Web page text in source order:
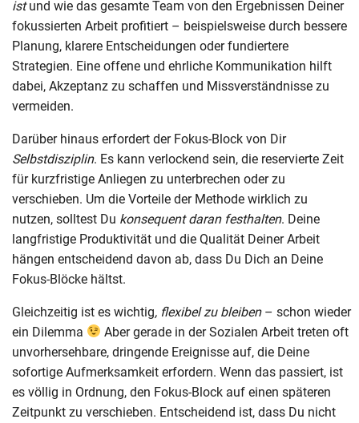
istund wie das gesamte Team von den Ergebnissen Deiner
fokussierten Arbeit profitiert – beispielsweise durch bessere
Planung, klarere Entscheidungen oder fundiertere
Strategien. Eine offene und ehrliche Kommunikation hilft
dabei, Akzeptanz zu schaffen und Missverständnisse zu
vermeiden.
Darüber hinaus erfordert der Fokus-Block von Dir
Selbstdisziplin. Es kann verlockend sein, die reservierte Zeit
für kurzfristige Anliegen zu unterbrechen oder zu
verschieben. Um die Vorteile der Methode wirklich zu
nutzen, solltest Du konsequent daran festhalten. Deine
langfristige Produktivität und die Qualität Deiner Arbeit
hängen entscheidend davon ab, dass Du Dich an Deine
Fokus-Blöcke hältst.
Gleichzeitig ist es wichtig, flexibel zu bleiben– schon wieder
ein Dilemma
Aber gerade in der Sozialen Arbeit treten oft
unvorhersehbare, dringende Ereignisse auf, die Deine
sofortige Aufmerksamkeit erfordern. Wenn das passiert, ist
es völlig in Ordnung, den Fokus-Block auf einen späteren
Zeitpunkt zu verschieben. Entscheidend ist, dass Du nicht